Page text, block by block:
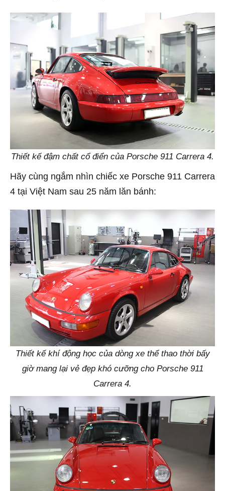
Thiết kế đậm chất cổ điển của Porsche 911 Carrera 4.
Hãy cùng ngắm nhìn chiếc xe Porsche 911 Carrera
4 tại Việt Nam sau 25 năm lăn bánh:
Thiết kế khí động học của dòng xe thể thao thời bấy
giờ mang lại vẻ đẹp khó cưỡng cho Porsche 911
Carrera 4.